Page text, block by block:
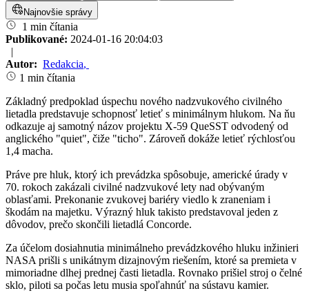
Najnovšie správy
1 min čítania
Publikované: 2024-01-16 20:04:03
|
Autor: Redakcia,
1 min čítania
Základný predpoklad úspechu nového nadzvukového civilného
lietadla predstavuje schopnosť letieť s minimálnym hlukom. Na ňu
odkazuje aj samotný názov projektu X-59 QueSST odvodený od
anglického "quiet", čiže "ticho". Zároveň dokáže letieť rýchlosťou
1,4 macha.
Práve pre hluk, ktorý ich prevádzka spôsobuje, americké úrady v
70. rokoch zakázali civilné nadzvukové lety nad obývaným
oblasťami. Prekonanie zvukovej bariéry viedlo k zraneniam i
škodám na majetku. Výrazný hluk takisto predstavoval jeden z
dôvodov, prečo skončili lietadlá Concorde.
Za účelom dosiahnutia minimálneho prevádzkového hluku inžinieri
NASA prišli s unikátnym dizajnovým riešením, ktoré sa premieta v
mimoriadne dlhej prednej časti lietadla. Rovnako prišiel stroj o čelné
sklo, piloti sa počas letu musia spoľahnúť na sústavu kamier.